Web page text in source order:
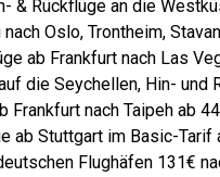
& Rückflüge an die
Oslo, Trontheim,
ab Frankfurt nach Las
die Seychellen, Hin- und
Frankfurt nach Taipeh ab
ab Stuttgart im Basic-Tarif
Flughäfen 131€